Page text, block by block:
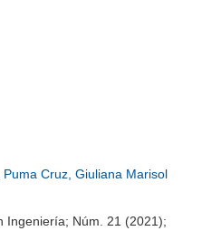
Puma Cruz, Giuliana Marisol
Ingeniería; Núm. 21 (2021);